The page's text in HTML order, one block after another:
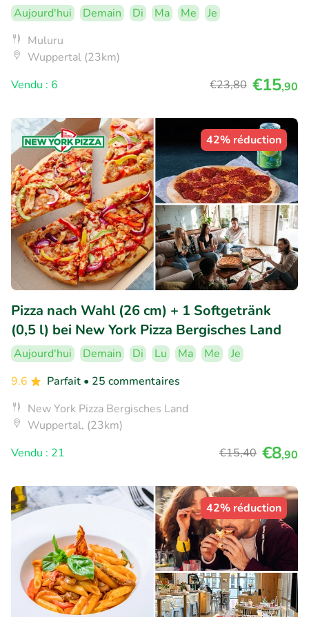
Aujourd'hui Demain Di Ma Me
Je
Muluru
Wuppertal (23km)
Vendu : 6
€23,80 €15,90
42% réduction
Pizza nach Wahl (26 cm) + 1 Softgetränk
(0,5 l) bei New York Pizza Bergisches Land
Aujourd'hui Demain Di Lu Ma Me
Je
9.6
Parfait • 25 commentaires
New York Pizza Bergisches Land
Wuppertal, (23km)
Vendu : 21
€15,40 €8,90
42% réduction